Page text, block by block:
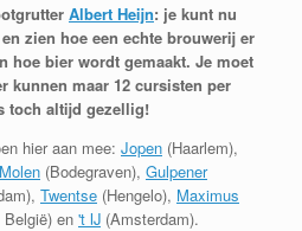
Albert Heijn: je kunt nu
zien hoe een echte brouwerij er
hoe bier wordt gemaakt. Je moet
kunnen maar 12 cursisten per
toch altijd gezellig!
hier aan mee: Jopen (Haarlem),
(Bodegraven), Gulpener
Twentse (Hengelo), Maximus
België) en 't IJ (Amsterdam).